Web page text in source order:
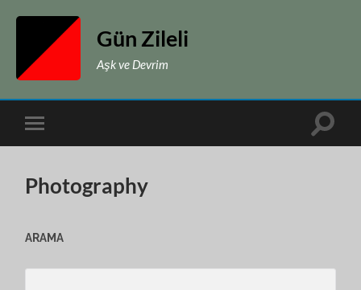
Gün Zileli
Aşk ve Devrim
Toggle
mobile
Toggle
Photography
ARAMA